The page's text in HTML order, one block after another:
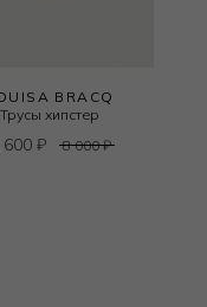
BRACQ
Трусы хипстер
600 ₽ 8 000₽